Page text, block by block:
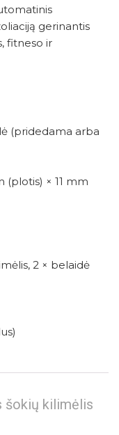
gerinantis
fitneso ir
(pridedama arba
(plotis) × 11 mm
2 × belaidė
šokių kilimėlis